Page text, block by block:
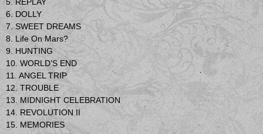
6. DOLLY
7. SWEET DREAMS
8. Life On Mars?
9. HUNTING
10. WORLD’S END
11. ANGEL TRIP
12. TROUBLE
13. MIDNIGHT CELEBRATION
14. REVOLUTION II
15. MEMORIES